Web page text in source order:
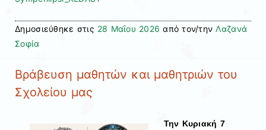
Δημοσιεύθηκε στις 28 Μαΐου 2026 από τον/τηνΛαζανά
Σοφία
Βράβευση μαθητών και μαθητριών του
Σχολείου μας
Την Κυριακή 7